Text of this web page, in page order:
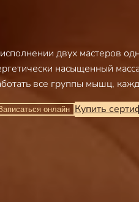
двух мастеров
насыщенный
все группы мышц,
онлайн Купить